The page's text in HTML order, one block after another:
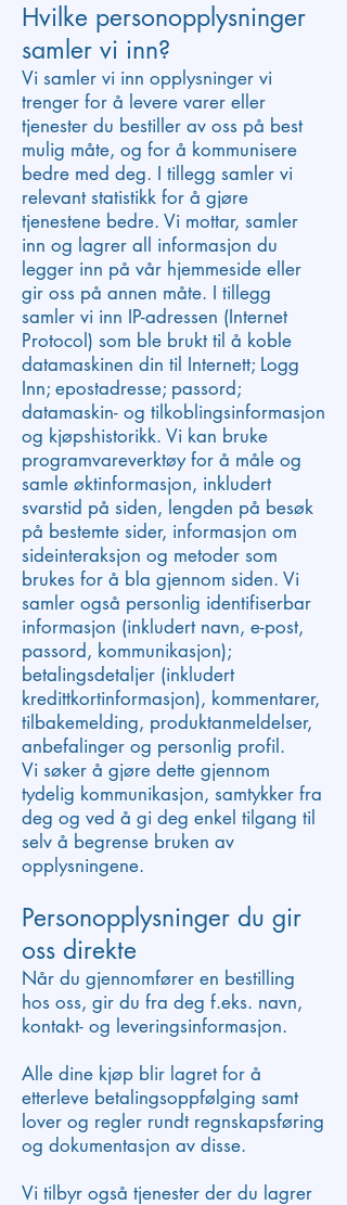
Hvilke personopplysninger
samler vi inn?
Vi samler vi inn opplysninger vi
trenger for å levere varer eller
tjenester du bestiller av oss på best
mulig måte, og for å kommunisere
bedre med deg. I tillegg samler vi
relevant statistikk for å gjøre
tjenestene bedre. Vi mottar, samler
inn og lagrer all informasjon du
legger inn på vår hjemmeside eller
gir oss på annen måte. I tillegg
samler vi inn IP-adressen (Internet
Protocol) som ble brukt til å koble
datamaskinen din til Internett; Logg
Inn; epostadresse; passord;
datamaskin- og tilkoblingsinformasjon
og kjøpshistorikk. Vi kan bruke
programvareverktøy for å måle og
samle øktinformasjon, inkludert
svarstid på siden, lengden på besøk
på bestemte sider, informasjon om
sideinteraksjon og metoder som
brukes for å bla gjennom siden. Vi
samler også personlig identifiserbar
informasjon (inkludert navn, e-post,
passord, kommunikasjon);
betalingsdetaljer (inkludert
kredittkortinformasjon), kommentarer,
tilbakemelding, produktanmeldelser,
anbefalinger og personlig profil.
Vi søker å gjøre dette gjennom
tydelig kommunikasjon, samtykker fra
deg og ved å gi deg enkel tilgang til
selv å begrense bruken av
opplysningene.
Personopplysninger du gir
oss direkte
Når du gjennomfører en bestilling
hos oss, gir du fra deg f.eks. navn,
kontakt- og leveringsinformasjon.
Alle dine kjøp blir lagret for å
etterleve betalingsoppfølging samt
lover og regler rundt regnskapsføring
og dokumentasjon av disse.
Vi tilbyr også tjenester der du lagrer